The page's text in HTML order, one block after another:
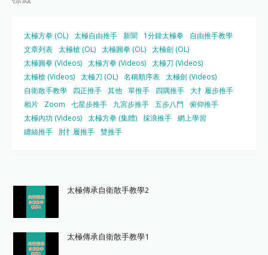
太極方拳 (OL) 太極自由推手 新聞 1分鐘太極拳
自由推手教學
文章列表 太極槍 (OL) 太極圓拳 (OL) 太極劍 (OL)
太極圓拳 (Videos) 太極方拳 (Videos) 太極刀 (Videos)
太極槍 (Videos) 太極刀 (OL) 名稱順序表 太極劍 (Videos)
自衛散手教學
四正推手 其他 單推手 四隅推手 大扌履步推手
相片
Zoom 七星步推手 九宮步推手 五步八門
俯仰推手
太極內功 (Videos) 太極方拳 (集體) 採浪推手 網上學習
纏絲推手
肘扌履推手 雙推手
太極傳承自衛散手教學2
太極傳承自衛散手教學1